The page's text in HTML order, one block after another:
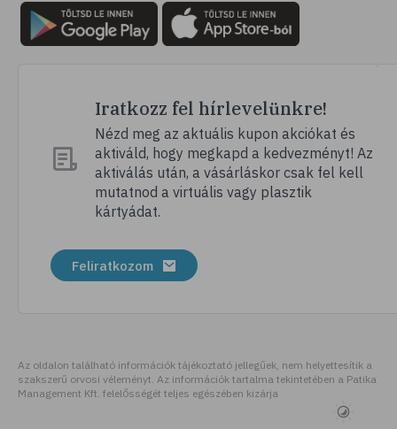
# pszichológia
# hátfájás
# vérnyomáscsökkentés
# megfázás
# influenza
# fertőző betegségek
# köhögés
# immunerősítés
Iratkozz fel hírlevelünkre!
Nézd meg az aktuális kupon akciókat és
aktiváld, hogy megkapd a kedvezményt! Az
aktiválás után, a vásárláskor csak fel kell
mutatnod a virtuális vagy plasztik
kártyádat.
Feliratkozom
Az oldalon található információk tájékoztató jellegűek, nem helyettesítik a
szakszerű orvosi véleményt. Az információk tartalma tekintetében a Patika
Management Kft. felelősségét teljes egészében kizárja